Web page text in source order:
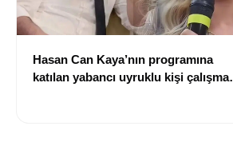
Hasan Can Kaya’nın programına
katılan yabancı uyruklu kişi çalışma